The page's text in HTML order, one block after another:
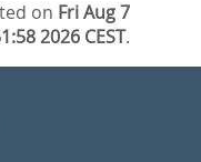
on Fri Aug 7
2026 CEST.